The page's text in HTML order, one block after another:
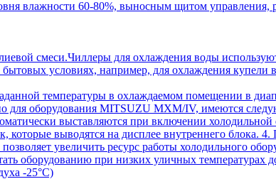
влажности 60-80%, выносным щитом
смеси.Чиллеры для охлаждения воды
условиях, например, для охлаждения купели
температуры в охлаждаемом помещении в
для оборудования MITSUZU MXM/IV, имеются
выставляются при включении
выводятся на дисплее внутреннего блока. 4.
увеличить ресурс работы холодильного
оборудованию при низких уличных температурах
-25°С)